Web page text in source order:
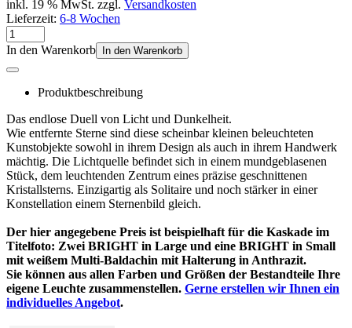
inkl. 19 % MwSt. zzgl. Versandkosten
Lieferzeit: 6-8 Wochen
In den Warenkorb In den Warenkorb
Produktbeschreibung
Das endlose Duell von Licht und Dunkelheit.
Wie entfernte Sterne sind diese scheinbar kleinen beleuchteten
Kunstobjekte sowohl in ihrem Design als auch in ihrem Handwerk
mächtig. Die Lichtquelle befindet sich in einem mundgeblasenen
Stück, dem leuchtenden Zentrum eines präzise geschnittenen
Kristallsterns. Einzigartig als Solitaire und noch stärker in einer
Konstellation einem Sternenbild gleich.
Der hier angegebene Preis ist beispielhaft für die Kaskade im
Titelfoto: Zwei BRIGHT in Large und eine BRIGHT in Small
mit weißem Multi-Baldachin mit Halterung in Anthrazit.
Sie können aus allen Farben und Größen der Bestandteile Ihre
eigene Leuchte zusammenstellen. Gerne erstellen wir Ihnen ein
individuelles Angebot.